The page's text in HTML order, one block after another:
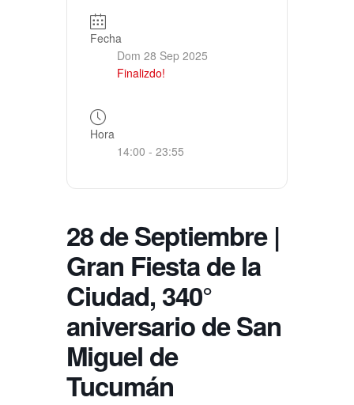
Fecha
Dom 28 Sep 2025
Finalizdo!
Hora
14:00 - 23:55
28 de Septiembre |
Gran Fiesta de la
Ciudad, 340°
aniversario de San
Miguel de
Tucumán